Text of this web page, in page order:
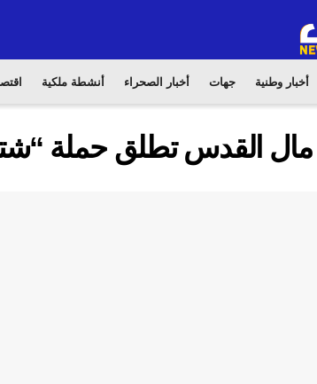
أخبار وطنية جهات أخبار الصحراء أنشطة ملكية
القدس تطلق حملة “شتاء